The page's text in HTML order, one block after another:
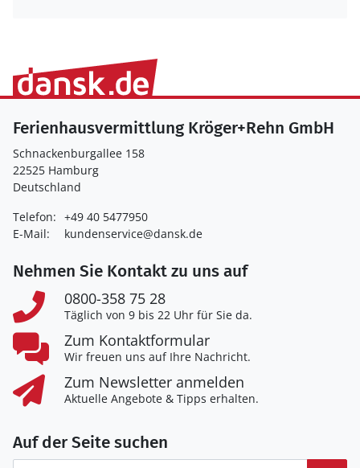
Ferienhausvermittlung Kröger+Rehn GmbH
Schnackenburgallee 158
22525 Hamburg
Deutschland
Telefon: +49 40 5477950
E-Mail:
kundenservice@dansk.de
Nehmen Sie Kontakt zu uns auf
0800-358 75 28
Täglich von 9 bis 22 Uhr für Sie da.
Zum Kontaktformular
Wir freuen uns auf Ihre Nachricht.
Zum Newsletter anmelden
Aktuelle Angebote & Tipps erhalten.
Auf der Seite suchen